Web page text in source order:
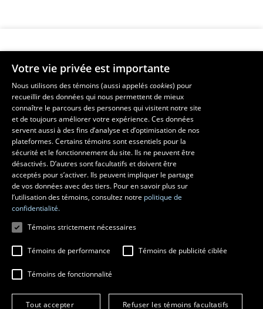
Faculté de musique
Pavillon Louis-Jacques-Casault
1055, avenue du Séminaire
, Québec (Québec)  G1V 0A6
Téléphone: 418 656-7061
Suivez-nous sur Facebook
Suivez-nous sur YouTube
Conditions générales d'utilisation
Votre vie privée est importante
Nous utilisons des témoins (aussi appeléscookies) pour
recueillir des données qui nous permettent de mieux
connaître le parcours des personnes qui visitent notre site
et de toujours améliorer votre expérience. Ces données
servent aussi à des fins d’analyse et d’optimisation de nos
plateformes. Certains témoins sont essentiels pour la
sécurité et le fonctionnement du site. Ils ne peuvent être
désactivés. D’autres sont facultatifs et doivent être
acceptés pour s’activer. Ils peuvent impliquer le partage
de vos données avec des tiers. Pour en savoir plus sur
l’utilisation des témoins, consultez notre politique de
confidentialité.
Témoins strictement nécessaires
Témoins de performance Témoins de publicité ciblée
Témoins de fonctionnalité
Tout accepter Refuser les témoins facultatifs